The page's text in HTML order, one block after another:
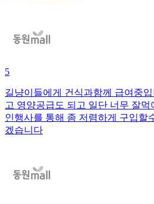
5
길냥이들에게 건식과함께 급여중
고 영양공급도 되고 일단 너무 잘
인행사를 통해 좀 저렴하게 구입할
겠습니다